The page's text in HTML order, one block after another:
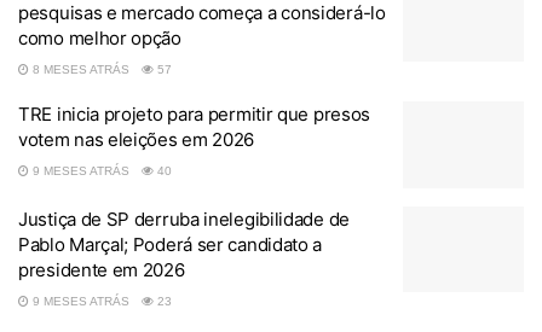
pesquisas e mercado começa a considerá-lo
como melhor opção
8 MESES ATRÁS 57
TRE inicia projeto para permitir que presos
votem nas eleições em 2026
9 MESES ATRÁS 40
Justiça de SP derruba inelegibilidade de
Pablo Marçal; Poderá ser candidato a
presidente em 2026
9 MESES ATRÁS 23